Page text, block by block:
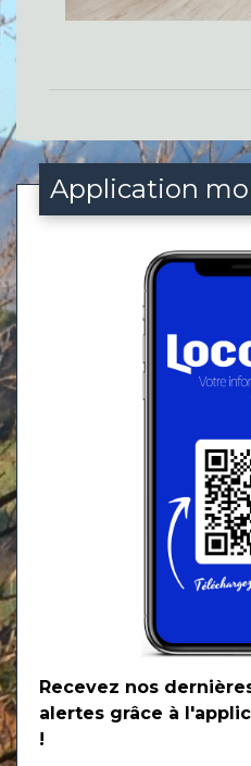
Application
Recevez nos
alertes grâce à
!